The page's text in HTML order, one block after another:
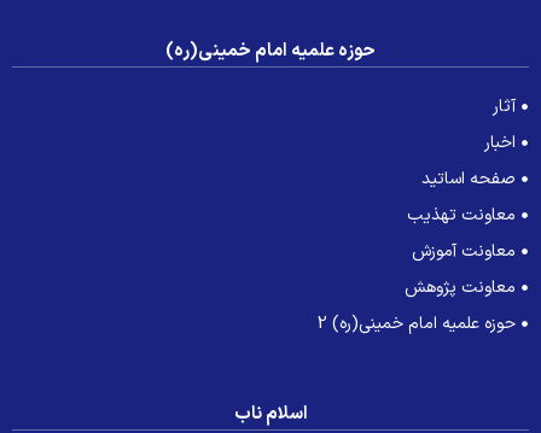
حوزه علمیه امام خمینی(ره)
آثار
اخبار
صفحه اساتید
معاونت تهذیب
معاونت آموزش
معاونت پژوهش
حوزه علمیه امام خمینی(ره) 2
اسلام ناب